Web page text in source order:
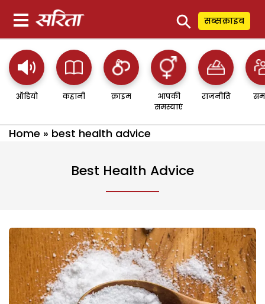
⚲ सब्सक्राइब
ऑडियो कहानी क्राइम
आपकी
समस्याएं
राजनीति
Home » best health advice
Best Health Advice